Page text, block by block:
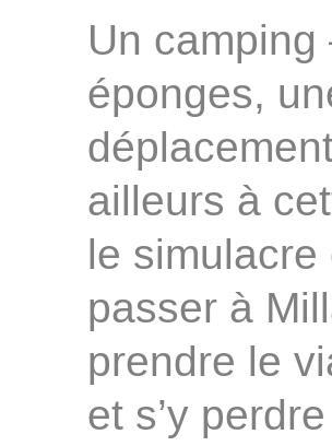
Un
éponges,
ailleurs à
le
passer à
prendre le
et s’y